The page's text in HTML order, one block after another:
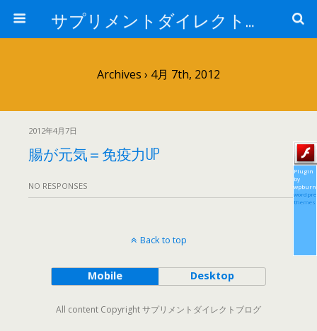
サプリメントダイレクトブログ
Archives › 4月 7th, 2012
2012年4月7日
腸が元気＝免疫力UP
NO RESPONSES
Plugin
by
themes
Back to top
Mobile Desktop
All content Copyright サプリメントダイレクトブログ